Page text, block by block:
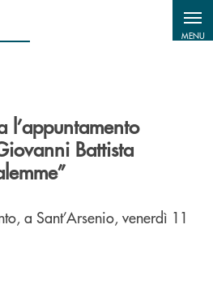
MENU
l’appuntamento
Battista
a Sant’Arsenio, venerdì 11